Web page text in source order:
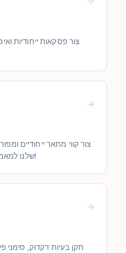
צור פסקאות ייחודיות
צור קווי מתאר ייחודיים
המופעל על ידי AI שלנו למאמרים, ספרים ועוד!
תקן בעיות דקדוק, סימני